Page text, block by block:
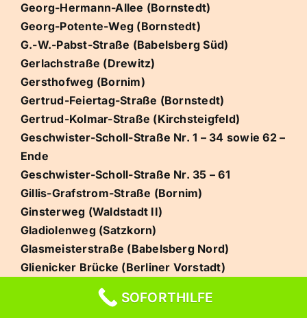
Georg-Hermann-Allee (Bornstedt)
Georg-Potente-Weg (Bornstedt)
G.-W.-Pabst-Straße (Babelsberg Süd)
Gerlachstraße (Drewitz)
Gersthofweg (Bornim)
Gertrud-Feiertag-Straße (Bornstedt)
Gertrud-Kolmar-Straße (Kirchsteigfeld)
Geschwister-Scholl-Straße Nr. 1 – 34 sowie 62 –
Ende
Geschwister-Scholl-Straße Nr. 35 – 61
Gillis-Grafstrom-Straße (Bornim)
Ginsterweg (Waldstadt II)
Gladiolenweg (Satzkorn)
Glasmeisterstraße (Babelsberg Nord)
Glienicker Brücke (Berliner Vorstadt)
Glienicker Horn (Berliner Vorstadt)
Glienicker Weg (Fahrland)SOFORTHILFE